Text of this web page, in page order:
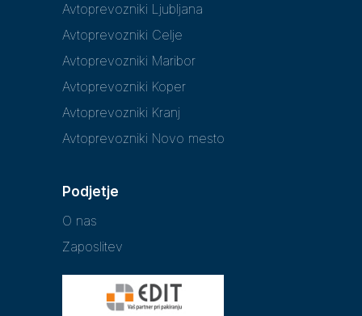
Avtoprevozniki Ljubljana
Avtoprevozniki Celje
Avtoprevozniki Maribor
Avtoprevozniki Koper
Avtoprevozniki Kranj
Avtoprevozniki Novo mesto
Podjetje
O nas
Zaposlitev